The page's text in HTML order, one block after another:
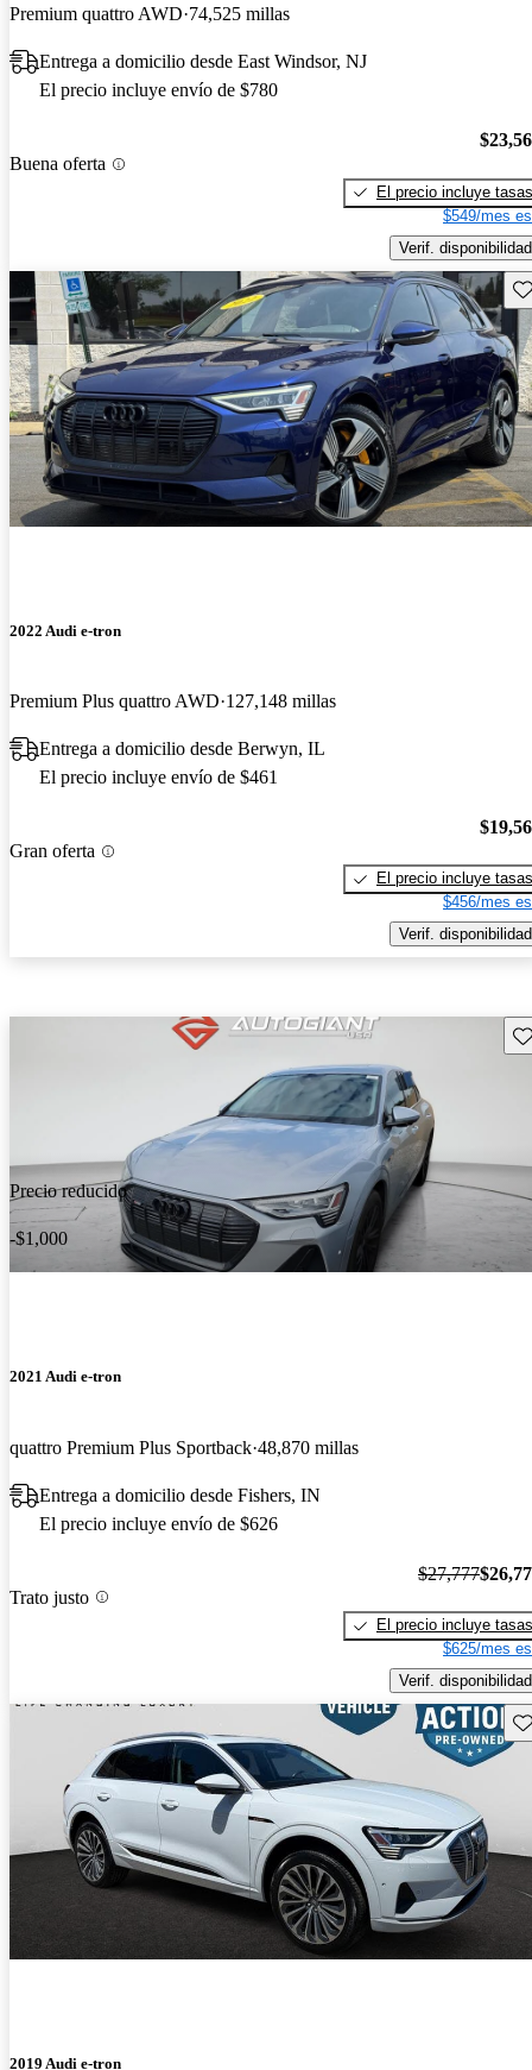
Premium quattro AWD 74,525 millas
Entrega a domicilio desde East Windsor, NJ
El precio incluye envío de $780
Buena oferta
El precio incluye tasas
$549/mes
Verif. disponibilidad
2022 Audi e-tron
Premium Plus quattro AWD 127,148 millas
Entrega a domicilio desde Berwyn, IL
El precio incluye envío de $461
Gran oferta
El precio incluye tasas
$456/mes
Verif. disponibilidad
Precio reducido
-$1,000
2021 Audi e-tron
quattro Premium Plus Sportback 48,870 millas
Entrega a domicilio desde Fishers, IN
El precio incluye envío de $626
Trato justo
$27,777
El precio incluye tasas
$625/mes
Verif. disponibilidad
2019 Audi e-tron